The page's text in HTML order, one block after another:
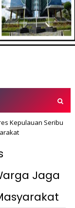
Kepulauan Seribu
Jaga